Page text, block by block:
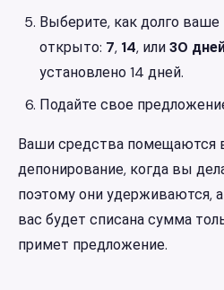
Выберите, как долго
открыто: 7, 14, или30
установлено 14 дней.
Подайте свое
Ваши средства помещаются
депонирование, когда вы
поэтому они удерживаются,
вас будет списана сумма
примет предложение.